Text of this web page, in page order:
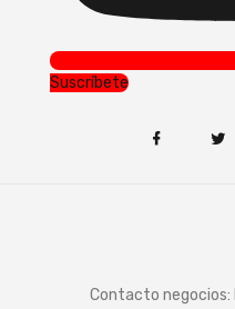
Suscríbete
Contacto negocios: